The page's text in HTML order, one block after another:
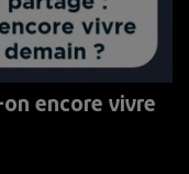
encore vivre